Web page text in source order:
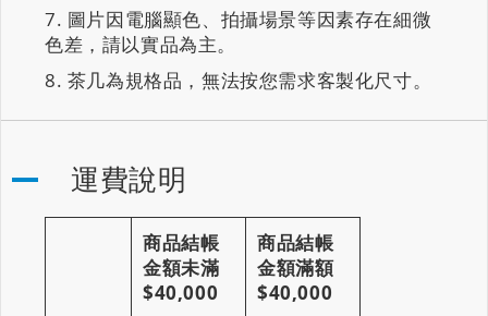
圖片因電腦顯色、拍攝場景等因素存在細微
色差，請以實品為主。
茶几為規格品，無法按您需求客製化尺寸。
運費說明
商品結帳
金額未滿
$40,000
商品結帳
金額滿額
$40,000